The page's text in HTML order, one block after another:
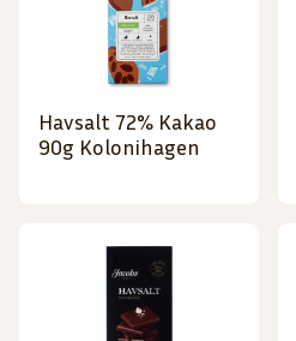
Havsalt 72% Kakao
90g Kolonihagen